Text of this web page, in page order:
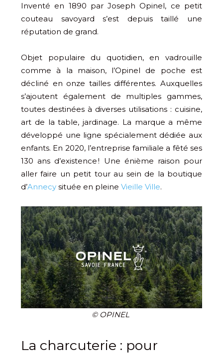
Inventé en 1890 par Joseph Opinel, ce petit
couteau savoyard s’est depuis taillé une
réputation de grand.
Objet populaire du quotidien, en vadrouille
comme à la maison, l’Opinel de poche est
décliné en onze tailles différentes. Auxquelles
s’ajoutent également de multiples gammes,
toutes destinées à diverses utilisations : cuisine,
art de la table, jardinage. La marque a même
développé une ligne spécialement dédiée aux
enfants. En 2020, l’entreprise familiale a fêté ses
130 ans d’existence ! Une énième raison pour
aller faire un petit tour au sein de la boutique
d’Annecy située en pleine Vieille Ville.
© OPINEL
La charcuterie : pour